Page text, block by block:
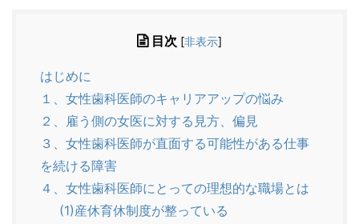
目次 [非表示]
はじめに
１、女性歯科医師のキャリアアップの悩み
２、雇う側の女医に対する見方、偏見
３、女性歯科医師が直面する可能性がある仕事
を続ける障害
４、女性歯科医師にとっての理想的な職場とは
(1)産休育休制度が整っている